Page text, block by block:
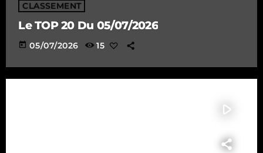
CLASSEMENT
Le TOP 20 Du 05/07/2026
today 05/07/2026 15
play_arrow